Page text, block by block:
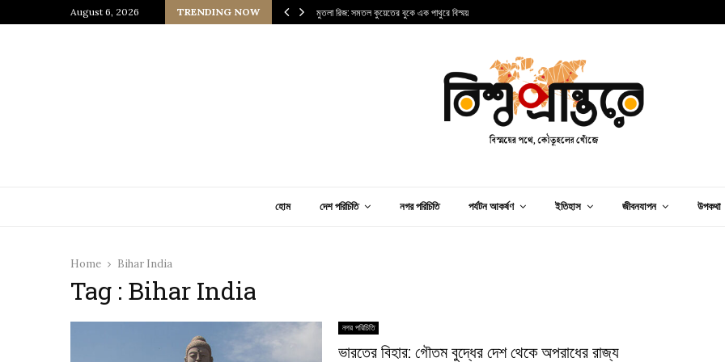
August 6, 2026 TRENDING NOW
ইরাকের হৃৎপিণ্ড মুতলা রিজ: সমতল কুয়েতের বুকে এক পাথুরে বিস্ময়
হোম দেশ পরিচিতি নগর পরিচিতি পর্যটন আকর্ষণ ইতিহাস জীবনযাপন উপকথা
Home Bihar India
Tag : Bihar India
নগর পরিচিতি
ভারতের বিহার: গৌতম বুদ্ধের দেশ থেকে অপরাধের রাজ্য